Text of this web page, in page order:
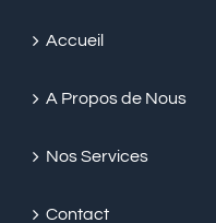
Accueil
A Propos de Nous
Nos Services
Contact